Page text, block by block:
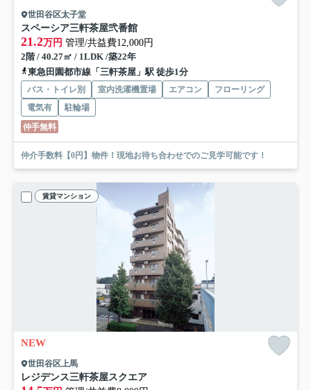
世田谷区太子堂
スペーシア三軒茶屋弐番館
21.2万円 管理/共益費12,000円
2階 / 40.27㎡ / 1LDK /築22年
東急田園都市線「三軒茶屋」駅 徒歩1分
バス・トイレ別 室内洗濯機置場 エアコン
フローリング
電気有
駐輪場
仲手無料
仲介手数料【0円】物件！現地お待ち合わせでのご見学可能です！
賃貸マンション
NEW
世田谷区上馬
レジデンス三軒茶屋スクエア